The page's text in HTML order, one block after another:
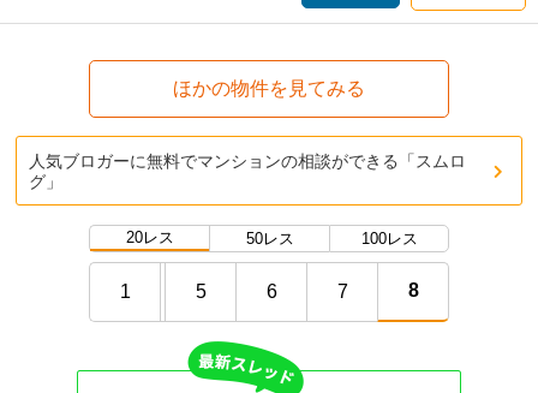
ほかの物件を見てみる
人気ブロガーに無料でマンションの相談ができる「スムロ
グ」
20レス 50レス 100レス
1 5 6 7 8